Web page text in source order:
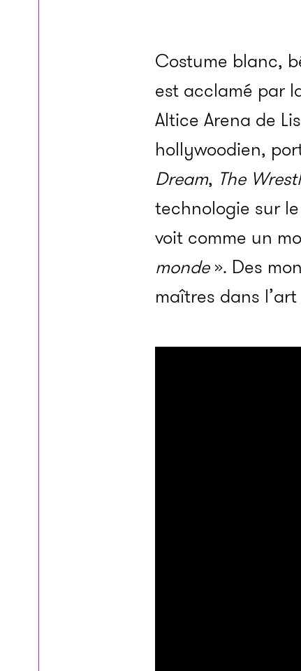
Costume blanc,
est acclamé par
Altice Arena de
hollywoodien,
Dream, The
technologie sur
voit comme un
monde». Des
maîtres dans